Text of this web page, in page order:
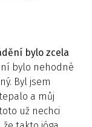
bylo zcela
bylo nehodné
Byl jsem
a můj
už nechci